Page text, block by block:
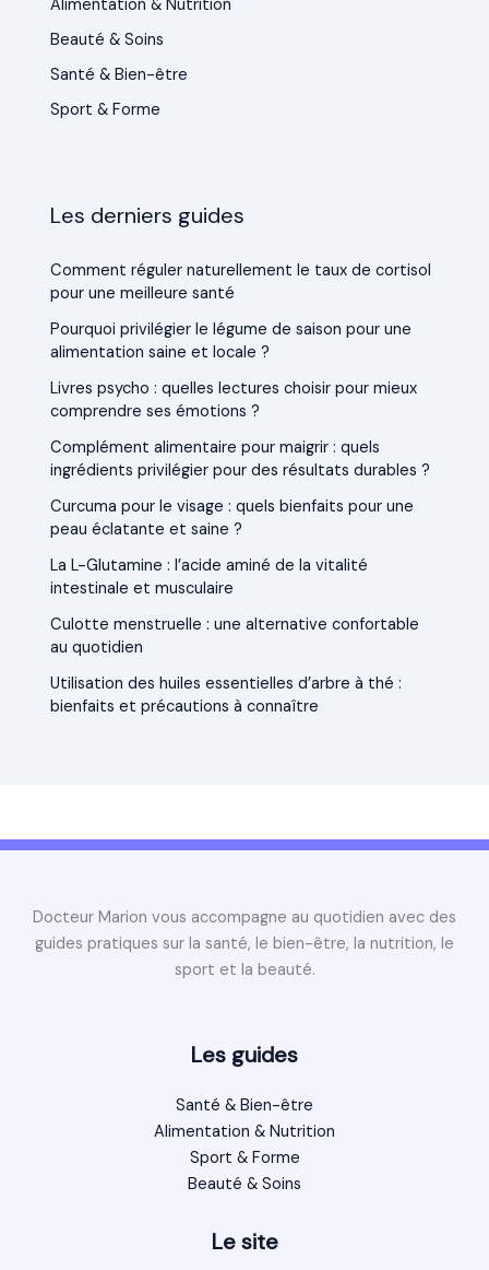
Alimentation & Nutrition
Beauté & Soins
Santé & Bien-être
Sport & Forme
Les derniers guides
Comment réguler naturellement le taux de cortisol
pour une meilleure santé
Pourquoi privilégier le légume de saison pour une
alimentation saine et locale ?
Livres psycho : quelles lectures choisir pour mieux
comprendre ses émotions ?
Complément alimentaire pour maigrir : quels
ingrédients privilégier pour des résultats durables ?
Curcuma pour le visage : quels bienfaits pour une
peau éclatante et saine ?
La L-Glutamine : l’acide aminé de la vitalité
intestinale et musculaire
Culotte menstruelle : une alternative confortable
au quotidien
Utilisation des huiles essentielles d’arbre à thé :
bienfaits et précautions à connaître
Docteur Marion vous accompagne au quotidien avec des
guides pratiques sur la santé, le bien-être, la nutrition, le
sport et la beauté.
Les guides
Santé & Bien-être
Alimentation & Nutrition
Sport & Forme
Beauté & Soins
Le site